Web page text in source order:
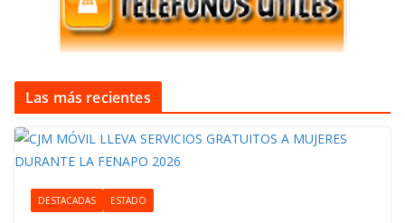
Las más recientes
DESTACADAS ESTADO